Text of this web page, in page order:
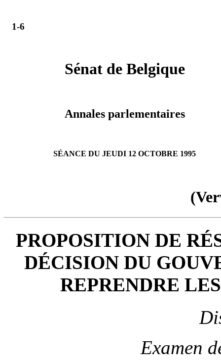
1-6
Sénat de Belgique
Annales parlementaires
SÉANCE DU JEUDI 12 OCTOBRE 1995
PROPOSITION DE
DÉCISION DU
REPRENDRE
Examen